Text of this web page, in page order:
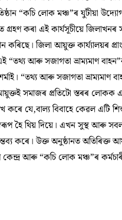
“কচি লোক মঞ্চ”ৰ যুটীয়া
কৰা এই কাৰ্যসূচীয়ে জিলাখনৰ
কৰিছে। জিলা আয়ুক্ত কাৰ্য্যালয়ৰ
“তথ্য আৰু সজাগতা ভ্ৰাম্যমাণ
“তথ্য আৰু সজাগতা ভ্ৰাম্যমাণ
সমাজৰ প্ৰতিটো স্তৰৰ
কৰে যে,বাল্য বিবাহে কেৱল এটি
হৈ থিয় দিয়ে। এখন সুস্থ আৰু
কৰে। উক্ত অনুষ্ঠানত অতিৰিক্ত
আৰু “কচি লোক মঞ্চ”ৰ